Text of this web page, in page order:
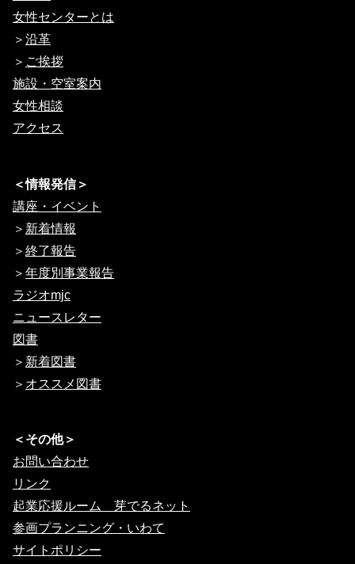
女性センターとは
＞ 沿革
＞ ご挨拶
施設・空室案内
女性相談
アクセス
＜情報発信＞
講座・イベント
＞ 新着情報
＞ 終了報告
＞ 年度別事業報告
ラジオmjc
ニュースレター
図書
＞ 新着図書
＞ オススメ図書
＜その他＞
お問い合わせ
リンク
起業応援ルーム 芽でるネット
参画プランニング・いわて
サイトポリシー